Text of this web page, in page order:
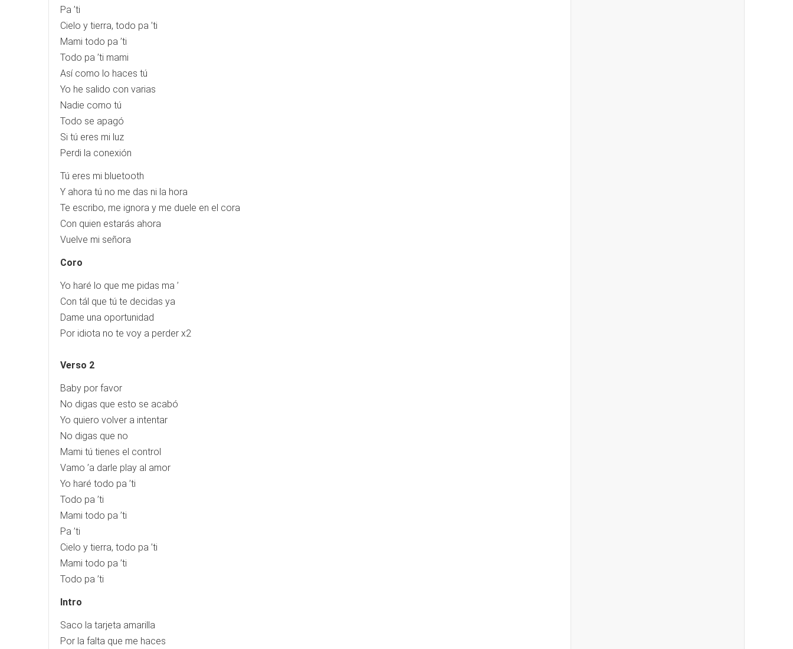
Pa ’ti
Cielo y tierra, todo pa ’ti
Mami todo pa ’ti
Todo pa ’ti mami
Así como lo haces tú
Yo he salido con varias
Nadie como tú
Todo se apagó
Si tú eres mi luz
Perdi la conexión
Tú eres mi bluetooth
Y ahora tú no me das ni la hora
Te escribo, me ignora y me duele en el cora
Con quien estarás ahora
Vuelve mi señora
Coro
Yo haré lo que me pidas ma ’
Con tál que tú te decidas ya
Dame una oportunidad
Por idiota no te voy a perder x2
Verso 2
Baby por favor
No digas que esto se acabó
Yo quiero volver a intentar
No digas que no
Mami tú tienes el control
Vamo ’a darle play al amor
Yo haré todo pa ’ti
Todo pa ’ti
Mami todo pa ’ti
Pa ’ti
Cielo y tierra, todo pa ’ti
Mami todo pa ’ti
Todo pa ’ti
Intro
Saco la tarjeta amarilla
Por la falta que me haces